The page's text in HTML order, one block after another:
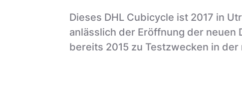
Dieses DHL Cubicycle ist 2017 in
anlässlich der Eröffnung der neuen
bereits 2015 zu Testzwecken in